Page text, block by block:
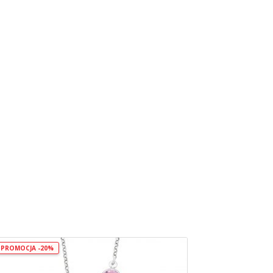
PROMOCJA -20%